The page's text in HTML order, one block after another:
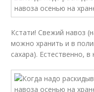
Кстати! Свежий навоз
можно хранить и в
сахара). Естественно,